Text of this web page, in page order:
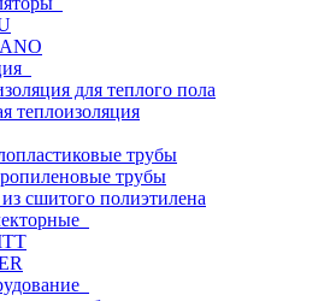
для теплого пола
теплоизоляция
трубы
трубы
сшитого полиэтилена